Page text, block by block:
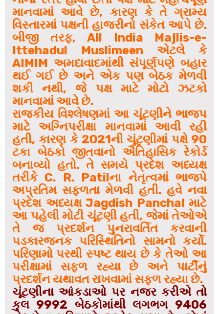
માનવામાં આવે છે, કારણ કે તે ગ્રામ્ય
વિસ્તારમાં પક્ષની હાજરીનો સંકેત આપે છે.
બીજી તરફ, All India Majlis-e-
Ittehadul Muslimeen એટલે કે
AIMIM અમદાવાદમાંથી સંપૂર્ણપણે બહાર
થઈ ગઈ છે અને એક પણ બેઠક મેળવી
શકી નથી, જે પક્ષ માટે મોટો ઝટકો
માનવામાં આવે છે.
રાજકીય વિશ્લેષણમાં આ ચૂંટણીને ભાજપ
માટે અગ્નિપરીક્ષા માનવામાં આવી રહી
હતી, કારણ કે 2021ની ચૂંટણીમાં પક્ષે 90
ટકા બેઠકો જીતવાનો ઐતિહાસિક રેકોર્ડ
બનાવ્યો હતો. તે સમયે પ્રદેશ અધ્યક્ષ
તરીકે C. R. Patilના નેતૃત્વમાં ભાજપે
અપ્રતિમ સફળતા મેળવી હતી. હવે નવા
પ્રદેશ અધ્યક્ષ Jagdish Panchal માટે
આ પહેલી મોટી ચૂંટણી હતી, જેમાં તેઓએ
તે જ પ્રદર્શન પુનરાવર્તિત કરવાની
પડકારજનક પરિસ્થિતિનો સામનો કર્યો.
પરિણામો પરથી સ્પષ્ટ થાય છે કે તેઓ આ
પરીક્ષામાં સફળ રહ્યા છે અને પાર્ટીનું
પ્રદર્શન યથાવત રાખવામાં સફળ રહ્યા છે.
ચૂંટણીના આંકડાઓ પર નજર કરીએ તો
કુલ 9992 બેઠકોમાંથી લગભગ 9406